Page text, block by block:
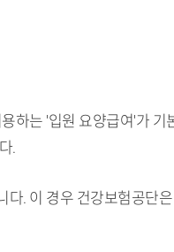
하는 '입원 요양급여'가 기
.
다. 이 경우 건강보험공단